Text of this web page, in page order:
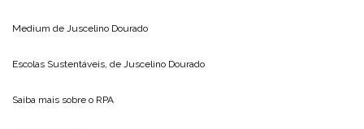
Medium de Juscelino Dourado
Escolas Sustentáveis, de Juscelino Dourado
Saiba mais sobre o RPA